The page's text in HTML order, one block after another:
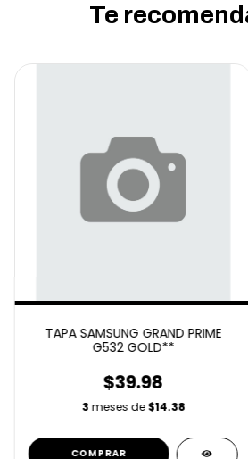
Te
TAPA SAMSUNG GRAND PRIME
G532 GOLD**
$39.98
3 meses de$14.38